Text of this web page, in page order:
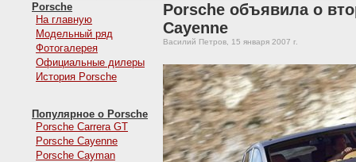
Porsche
На главную
Модельный ряд
Фотогалерея
Официальные дилеры
История Porsche
Популярное о Porsche
Porsche Carrera GT
Porsche Cayenne
Porsche Cayman
Porsche объявила о
Cayenne
Василий Петров, 15 января 2007 г.